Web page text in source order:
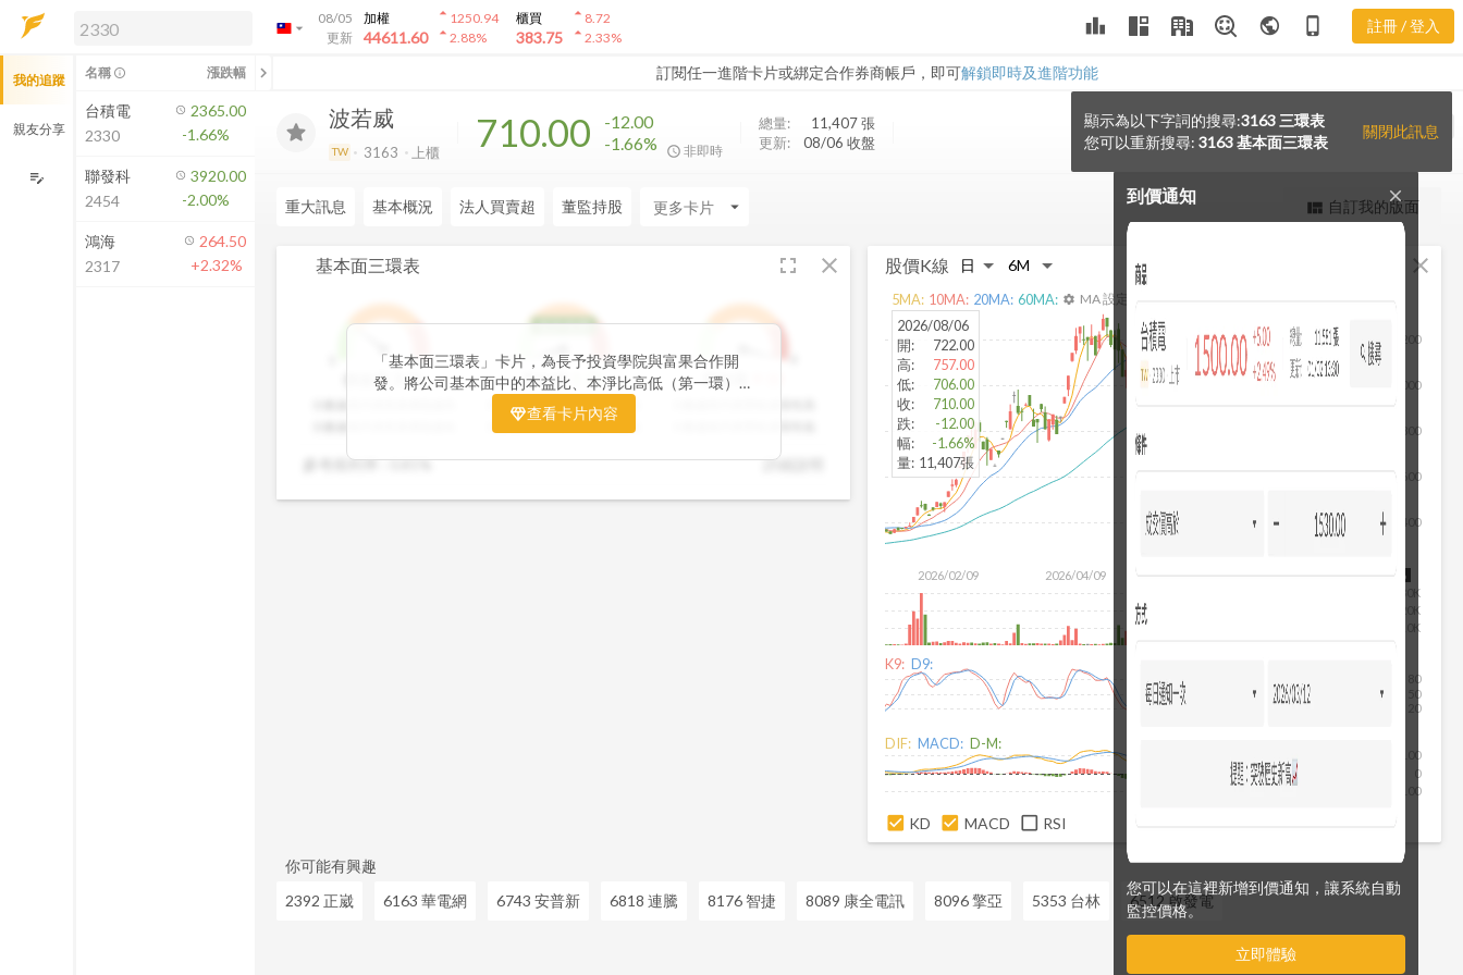
arrow_drop_down
08/05
更新
加權
44611.60
arrow_drop_up1250.94
arrow_drop_up2.88%
櫃買
383.75
arrow_drop_up8.72
arrow_drop_up2.33% leaderboard public phone_iphone 註冊 / 登入
訂閱任一進階卡片或綁定合作券商帳戶，即可解鎖即時及進階功能
解鎖即時行情及進階功能
方案」，即可解鎖以下功能：
即時行情
即時市況與排行
成交金額熱力圖
前往方案訂閱
如何綁定合作券商
顯示為以下字詞的搜尋:3163 三環表
您可以重新搜尋: 3163 基本面三環表
關閉此訊息
波若威
TW 3163 上櫃 710.00
-12.00
-1.66%
非即時
總量: 11,407張
更新:
08/06 收盤
更強大的進階價量圖表
notification_add
到價通知
您可以在這裡新增到價通知，讓系統自動
監控價格。
立即體驗
close
VS
重大訊息 基本概況 法人買賣超 董監持股 arrow_drop_down view_quilt 自訂我的版面
基本面三環表 fullscreen close
9
價值環 分
低於低標
1 9
股利環 分
分數越高代表股利報酬率越高
分數越低代表股利報酬率越低
1
營收環
參考殖利率 :0.81% 詳細說明
「基本面三環表」卡片，為長予投資學院與富果合作開
發。將公司基本面中的本益比、本淨比高低（第一環）、
股利報酬率好壞（第二環）以及營收成長性（第三環），
透過數據分析與統計處理，用三環的表達方式讓投資人可
查看卡片內容
股價K線 close
2026/02/09 2026/04/09
400
600
800
1,000
1,200
2026/08/06
10K
20K
30K
2026/08/06
開:
722.00
高:
757.00
低:
706.00
收:
710.00
跌:
-12.00
幅:
-1.66%
量: 11,407張
5MA: 10MA: 20MA: 60MA: settings MA 設定
K9: D9:
20
50
80
DIF: MACD: D-M:
-100
0
100
KD MACD RSI
你可能有興趣
2392 正崴
6163 華電網 6743 安普新 6818 連騰 8176 智捷 8089 康全電訊 8096 擎亞 5353 台林 6512 啟發電
我的追蹤
親友分享
edit_note
名稱 info_outline 漲跌幅 chevron_left
台積電
2330
2365.00
-1.66%
聯發科
2454
3920.00
-2.00%
鴻海
2317
264.50
+2.32%